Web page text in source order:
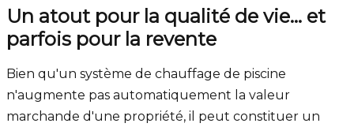
Un atout pour la qualité de vie… et
parfois pour la revente
Bien qu'un système de chauffage de piscine
n'augmente pas automatiquement la valeur
marchande d'une propriété, il peut constituer un